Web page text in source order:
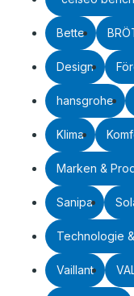
Bette
Design
hansgrohe
Klima
Marken &
Sanipa
Technologie
Vaillant